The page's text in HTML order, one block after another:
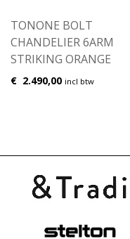
TONONE BOLT
CHANDELIER 6ARM
STRIKING ORANGE
€ 2.490,00 incl btw